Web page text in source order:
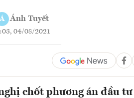
Á Ánh Tuyết
04/08/2021
chốt phương án đầu tư